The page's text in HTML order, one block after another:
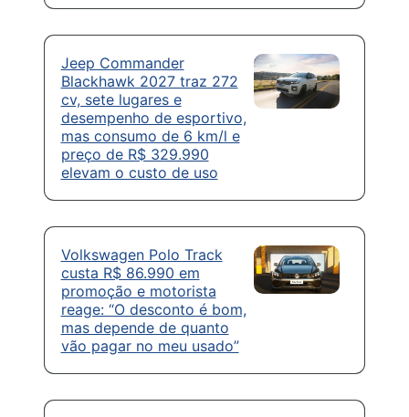
Jeep Commander
Blackhawk 2027 traz 272
cv, sete lugares e
desempenho de esportivo,
mas consumo de 6 km/l e
preço de R$ 329.990
elevam o custo de uso
Volkswagen Polo Track
custa R$ 86.990 em
promoção e motorista
reage: “O desconto é bom,
mas depende de quanto
vão pagar no meu usado”